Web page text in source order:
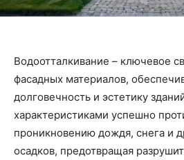
Водоотталкивание – ключевое
фасадных материалов,
долговечность и эстетику
характеристиками успешно
проникновению дождя, снега и
осадков, предотвращая